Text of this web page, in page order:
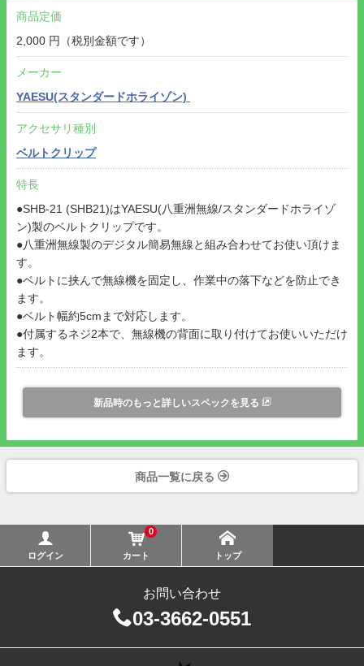
商品定価
2,000 円（税別金額です）
メーカー
YAESU(スタンダードホライゾン)
アクセサリ種別
ベルトクリップ
特長
●SHB-21 (SHB21)はYAESU(八重洲無線/スタンダードホライゾ
ン)製のベルトクリップです。
●八重洲無線製のデジタル簡易無線と組み合わせてお使い頂けま
す。
●ベルトに挟んで無線機を固定し、作業中の落下などを防止でき
ます。
●ベルト幅約5cmまで対応します。
●付属するネジ2本で、無線機の背面に取り付けてお使いいただけ
ます。
新品時のもっと詳しいスペックを見る
商品一覧に戻る
ログイン
0
カート トップ
お問い合わせ
03-3662-0551